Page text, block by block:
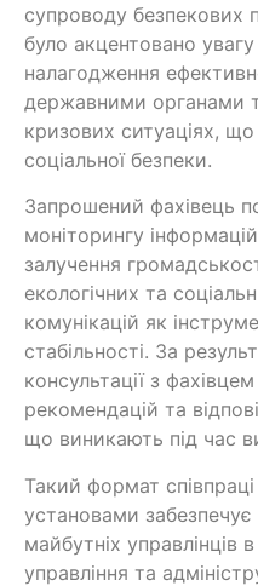
супроводу безпекових
було акцентовано
налагодження
державними органами
кризових ситуаціях,
соціальної безпеки.
Запрошений фахівець
моніторингу
залучення
екологічних та
комунікацій як
стабільності. За
консультації з
рекомендацій та
що виникають під час
Такий формат
установами забезпечує
майбутніх управлінців
управління та